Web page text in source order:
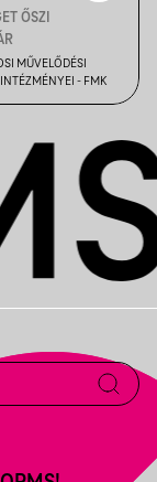
ŐSZI
MŰVELŐDÉSI
- FMK